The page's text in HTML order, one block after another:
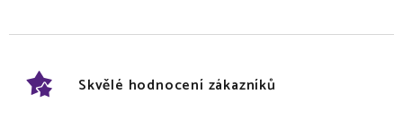
Skvělé hodnocení zákazníků